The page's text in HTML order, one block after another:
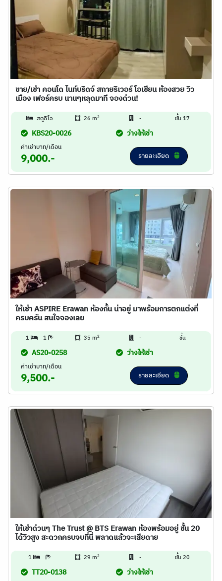
ขาย/เช่า คอนโด ไนท์บริดจ์ สกายริเวอร์ โอเชียน ห้องสวย วิว
เมือง เฟอร์ครบ นานๆหลุดมาที จองด่วน!
สตูดิโอ 26 m2 - ชั้น 17
KBS20-0026 ว่างให้เช่า
ค่าเช่าบาท/เดือน
9,000.- รายละเอียด
ให้เช่า ASPIRE Erawan ห้องกั้น น่าอยู่ มาพร้อมการตกแต่งที่
ครบครัน สนใจจองเลย
1 1 35 m2 - ชั้น
AS20-0258 ว่างให้เช่า
ค่าเช่าบาท/เดือน
9,500.- รายละเอียด
ให้เช่าด่วนๆ The Trust @ BTS Erawan ห้องพร้อมอยู่ ชั้น 20
ได้วิวสูง สะดวกครบจบที่นี่ พลาดแล้วจะเสียดาย
1 29 m2 - ชั้น 20
TT20-0138 ว่างให้เช่า